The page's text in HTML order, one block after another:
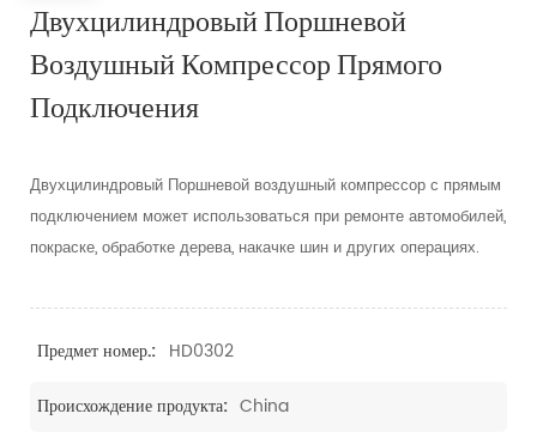
Двухцилиндровый Поршневой
Воздушный Компрессор Прямого
Подключения
Двухцилиндровый Поршневой воздушный компрессор с прямым
подключением может использоваться при ремонте автомобилей,
покраске, обработке дерева, накачке шин и других операциях.
Предмет номер.: HD0302
Происхождение продукта: China